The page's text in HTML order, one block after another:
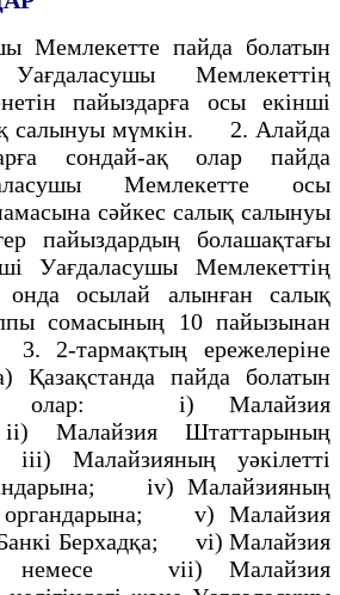
Мемлекетте пайда болатын
Мемлекеттің
пайыздарға осы екінші
салынуы мүмкін. 2. Алайда
сондай-ақ олар пайда
Мемлекетте осы
сәйкес салық салынуы
пайыздардың болашақтағы
Уағдаласушы Мемлекеттің
онда осылай алынған салық
сомасының 10 пайызынан
2-тармақтың ережелеріне
пайда болатын
олар: і) Малайзия
Малайзия Штаттарының
Малайзияның уәкілетті
iv) Малайзияның
органдарына; v) Малайзия
Берхадқа; vі) Малайзия
немесе vіі) Малайзия